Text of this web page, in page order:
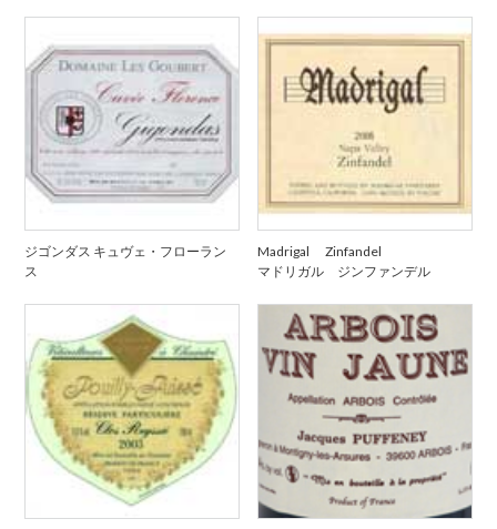
ジゴンダス キュヴェ・フローラン
ス
Madrigal Zinfandel
マドリガル ジンファンデル